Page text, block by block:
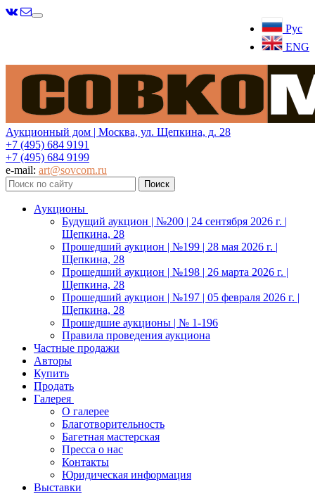
Рус
ENG
Меню
Аукционный дом | Москва, ул. Щепкина, д. 28
+7 (495) 684 9191
+7 (495) 684 9199
e-mail: art@sovcom.ru
Аукционы
Будущий аукцион | №200 | 24 сентября 2026 г. |
Щепкина, 28
Прошедший аукцион | №199 | 28 мая 2026 г. |
Щепкина, 28
Прошедший аукцион | №198 | 26 марта 2026 г. |
Щепкина, 28
Прошедший аукцион | №197 | 05 февраля 2026 г. |
Щепкина, 28
Прошедшие аукционы | № 1-196
Правила проведения аукциона
Частные продажи
Авторы
Купить
Продать
Галерея
О галерее
Благотворительность
Багетная мастерская
Пресса о нас
Контакты
Юридическая информация
Выставки